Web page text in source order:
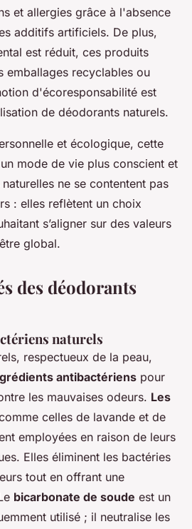
et allergies grâce à l'absence
additifs artificiels. De plus,
est réduit, ces produits
emballages recyclables ou
d'écoresponsabilité est
de déodorants naturels.
et écologique, cette
mode de vie plus conscient et
ne se contentent pas
: elles reflètent un choix
s’aligner sur des valeurs
global.
des déodorants
naturels
respectueux de la peau,
antibactériens pour
les mauvaises odeurs. Les
celles de lavande et de
employées en raison de leurs
Elles éliminent les bactéries
tout en offrant une
bicarbonate de soude est un
utilisé ; il neutralise les